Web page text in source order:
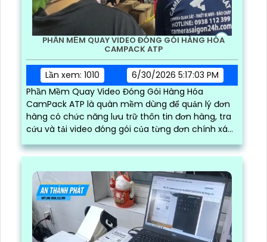
PHẦN MỀM QUAY VIDEO ĐÓNG GÓI HÀNG HÓA
CAMPACK ATP
Lần xem: 1010
6/30/2026 5:17:03 PM
Phần Mềm Quay Video Đóng Gói Hàng Hóa
CamPack ATP là quàn mềm dùng để quản lý đơn
hàng có chức năng lưu trữ thôn tin đơn hàng, tra
cứu và tải video đóng gói của từng đơn chính xác